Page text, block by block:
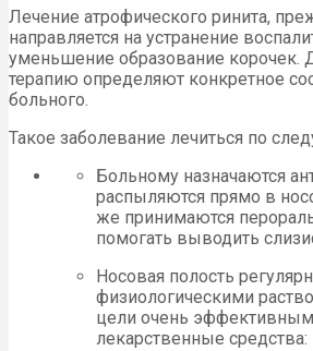
Лечение атрофического ринита,
направляется на устранение
уменьшение образование корочек.
терапию определяют конкретное
больного.
Такое заболевание лечиться по
Больному назначаются
распыляются прямо в
же принимаются
помогать выводить
Носовая полость
физиологическими
цели очень
лекарственные средства: